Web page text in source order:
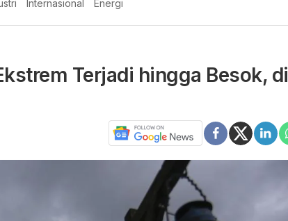
Internasional Energi
Terjadi hingga Besok, di